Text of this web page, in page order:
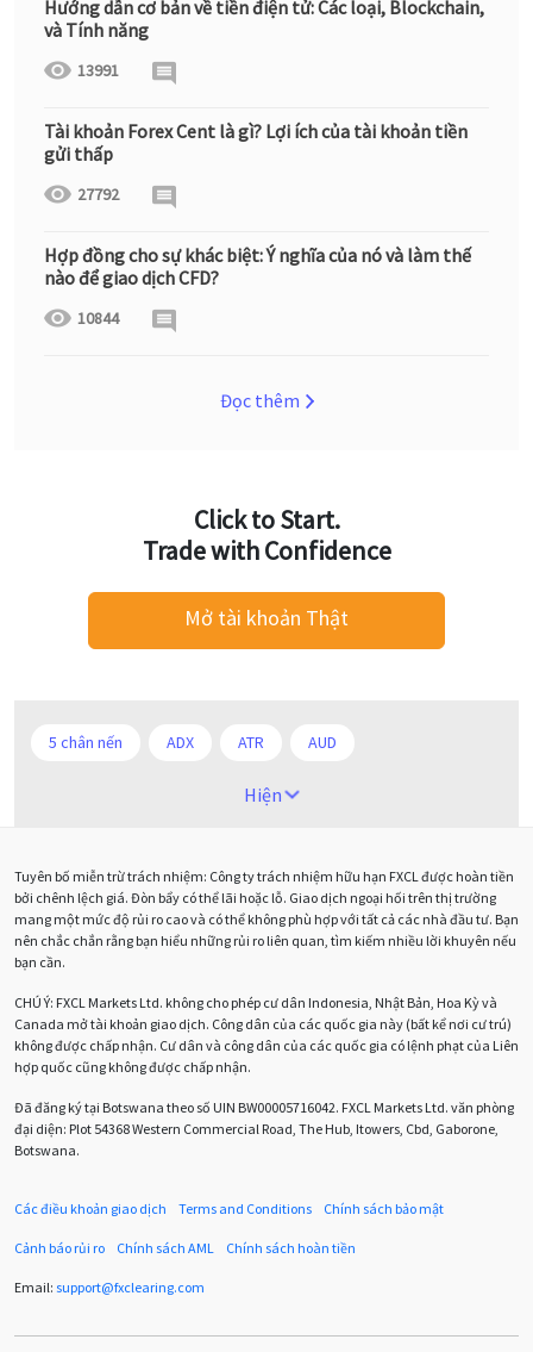
Hướng dẫn cơ bản về tiền điện tử: Các loại, Blockchain,
và Tính năng
13991
Tài khoản Forex Cent là gì? Lợi ích của tài khoản tiền
gửi thấp
27792
Hợp đồng cho sự khác biệt: Ý nghĩa của nó và làm thế
nào để giao dịch CFD?
10844
Đọc thêm
Click to Start.
Trade with Confidence
Mở tài khoản Thật
5 chân nến ADX ATR AUD
Android
Bảng Anh Bảng lương phi nông nghiệp CAD
CHF COVI-19 COVID-19 CPI Charles Dow
Chuyên gia cố vấn Chuyên gia tư vấn
Con số xu hướng Các mức Fibonacci Cắt lỗ
Dừng lại Dừng lỗ
Hiện
Tuyên bố miễn trừ trách nhiệm: Công ty trách nhiệm hữu hạn FXCL được hoàn tiền
bởi chênh lệch giá. Đòn bẩy có thể lãi hoặc lỗ. Giao dịch ngoại hối trên thị trường
mang một mức độ rủi ro cao và có thể không phù hợp với tất cả các nhà đầu tư. Bạn
nên chắc chắn rằng bạn hiểu những rủi ro liên quan, tìm kiếm nhiều lời khuyên nếu
bạn cần.
CHÚ Ý: FXCL Markets Ltd. không cho phép cư dân Indonesia, Nhật Bản, Hoa Kỳ và
Canada mở tài khoản giao dịch. Công dân của các quốc gia này (bất kể nơi cư trú)
không được chấp nhận. Cư dân và công dân của các quốc gia có lệnh phạt của Liên
hợp quốc cũng không được chấp nhận.
Đã đăng ký tại Botswana theo số UIN BW00005716042. FXCL Markets Ltd. văn phòng
đại diện: Plot 54368 Western Commercial Road, The Hub, Itowers, Cbd, Gaborone,
Botswana.
Các điều khoản giao dịch Terms and Conditions Chính sách bảo mật
Cảnh báo rủi ro Chính sách AML Chính sách hoàn tiền
Email: support@fxclearing.com